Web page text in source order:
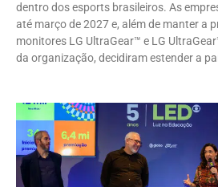
dentro dos esports brasileiros. As
até março de 2027 e, além de manter a
monitores LG UltraGear™ e LG
da organização, decidiram estender a